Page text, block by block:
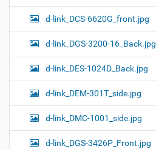
d-link_DCS-6620G_front.jpg
d-link_DGS-3200-16_Back.jpg
d-link_DES-1024D_Back.jpg
d-link_DEM-301T_side.jpg
d-link_DMC-1001_side.jpg
d-link_DGS-3426P_Front.jpg